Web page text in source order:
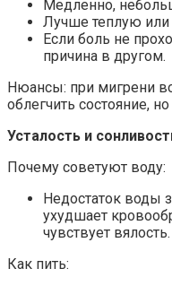
Медленно,
Лучше теплую или
Если боль не
причина в другом.
Нюансы: при мигрени
облегчить состояние,
Усталость и
Почему советуют воду:
Недостаток воды
ухудшает
чувствует вялость.
Как пить: